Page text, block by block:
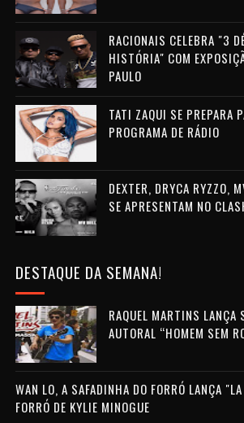
RACIONAIS CELEBRA "3
HISTÓRIA" COM
PAULO
TATI ZAQUI SE PREPARA
PROGRAMA DE RÁDIO
DEXTER, DRYCA RYZZO,
SE APRESENTAM NO
DESTAQUE DA SEMANA!
RAQUEL MARTINS LANÇA
AUTORAL “HOMEM SEM
WAN LO, A SAFADINHA DO FORRÓ LANÇA
FORRÓ DE KYLIE MINOGUE